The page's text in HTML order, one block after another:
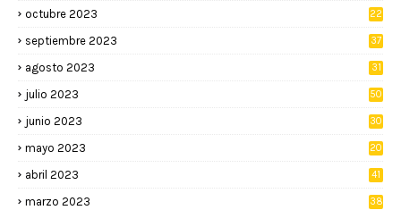
octubre 2023 22
septiembre 2023 37
agosto 2023 31
julio 2023 50
junio 2023 30
mayo 2023 20
abril 2023 41
marzo 2023 38